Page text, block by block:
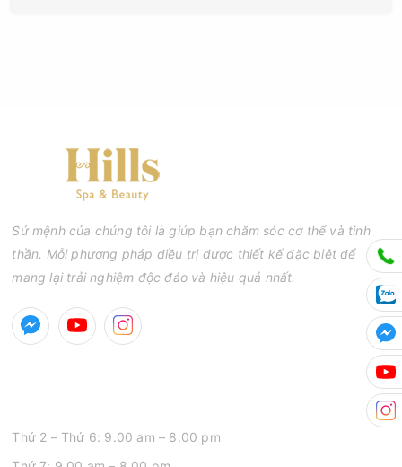
Sứ mệnh của chúng tôi là giúp bạn chăm sóc cơ thể và tinh
thần. Mỗi phương pháp điều trị được thiết kế đặc biệt để
mang lại trải nghiệm độc đáo và hiệu quả nhất.
Thứ 2 – Thứ 6: 9.00 am – 8.00 pm